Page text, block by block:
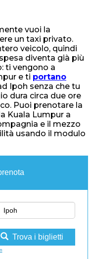
vuoi la
un taxi privato.
veicolo, quindi
diventa già più
ti vengono a
e ti portano
Ipoh senza che tu
dura circa due ore
Puoi prenotare la
Kuala Lumpur a
e il mezzo
usando il modulo
Trova i biglietti